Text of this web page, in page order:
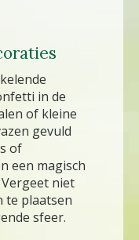
in de
of kleine
gevuld
of
een magisch
niet
te plaatsen
sfeer.